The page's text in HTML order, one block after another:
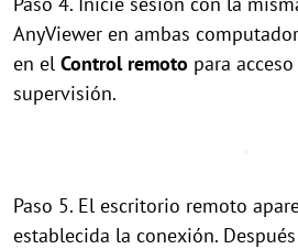
AnyViewer en ambas
en el Control remoto para
supervisión.
Paso 5. El escritorio remoto
establecida la conexión.